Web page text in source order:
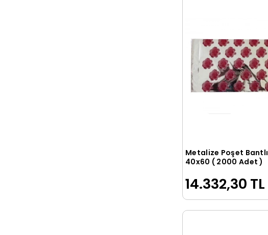
Sepete Ekle
Metalize Poşet Bantlı
40x60 ( 2000 Adet )
14.332,30 TL